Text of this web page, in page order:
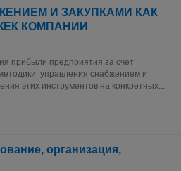
И ЗАКУПКАМИ КАК
КОМПАНИИ
прибыли предприятия за счет
управления снабжением и
этих инструментов на конкретных...
организация,